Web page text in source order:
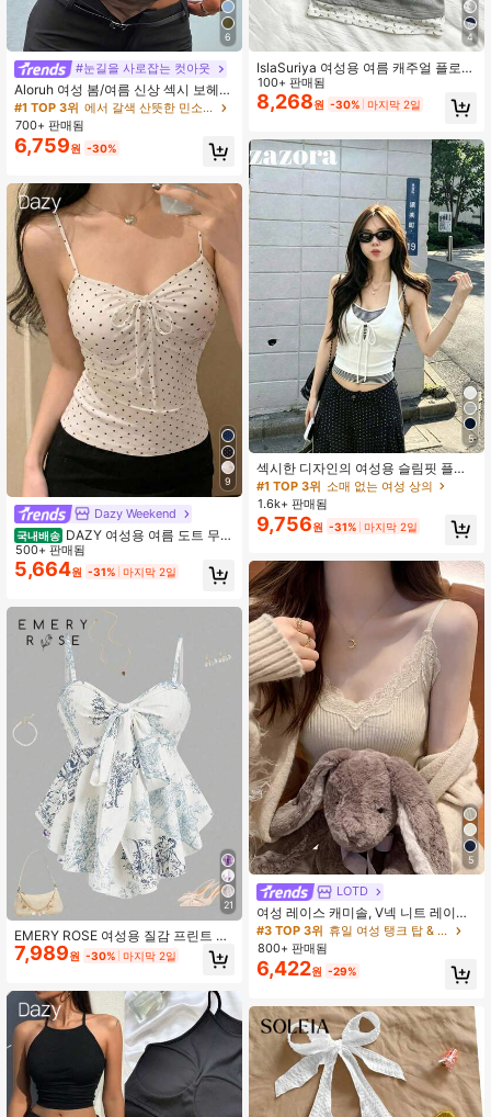
6
#눈길을 사로잡는 컷아웃
Aloruh 여성 봄/여름 신상 섹시 보헤미
안 브라운 비즈 컷아웃 비대칭 헴 홀터
탑, 뮤직 페스티벌 파티 휴가 패션 솔
리드 컬러 백리스 탱크탑
#1 TOP 3위
에서 갈색 산뜻한 민소매 캐미솔
700+ 판매됨
6,759원 -30%
9
Dazy Weekend
국내배송 DAZY 여성용 여름 도트 무늬
전체 프린트, 주름 장식 브이넥 민소매
캐주얼 탱크탑
500+ 판매됨
5,664원 -31% 마지막 2일
21
EMERY ROSE 여성용 질감 프린트 피
티드 캐미솔, 휴가, 출퇴근 및 일상복
으로 우아함
7,989원 -30% 마지막 2일
4
IslaSuriya 여성용 여름 캐주얼 플로럴
패치워크 2 in 1 캐미솔
100+ 판매됨
8,268원 -30% 마지막 2일
5
섹시한 디자인의 여성용 슬림핏 플래
터링 스트라이프 패치워크 크롭 2-in-
1 캐미솔 탱크탑 여름 의류, 에스테틱
화이트
#1 TOP 3위 소매 없는 여성 상의
1.6k+ 판매됨
9,756원 -31% 마지막 2일
5
LOTD
여성 레이스 캐미솔, V넥 니트 레이스
패치워크 언더셔츠, 겨울, 크리스마스,
봄 신년 의상 캐주얼 여름에 적합
#3 TOP 3위
휴일 여성 탱크 탑 & 카미스
800+ 판매됨
6,422원 -29%